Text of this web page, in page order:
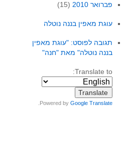
פברואר 2010
(15)
עוגת מאפין בננה נוטלה
תגובה לפוסט: "עוגת מאפין
בננה נוטלה" מאת "חנה"
Translate to:
Powered byGoogle Translate